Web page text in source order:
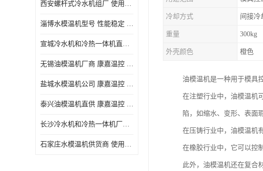
西安螺杆式冷水机组厂 使用便捷
淄博水模温机型号 性能稳定 康嘉温控
宣城冷水机和冷热一体机直供 操作方便
无锡油模温机厂商 康嘉温控 性能稳定
盐城水模温机公司 康嘉温控 操作方便
泰兴油模温机直供 康嘉温控 使用便捷
长沙冷水机和冷热一体机厂家电话 库存充足
石家庄水模温机供货商 使用便捷
冷却方式 间接冷
重量 300kg
外壳颜色 橙色
油模温机是一种用于模具
在注塑行业中，油模温机
陷，如缩水、变形、表面
在压铸行业中，油模温机
在橡胶行业中，它可以控
此外，油模温机还在复合